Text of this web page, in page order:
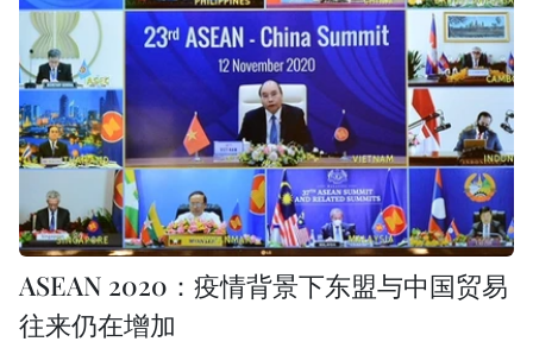
ASEAN 2020：疫情背景下东盟与中国贸易
往来仍在增加